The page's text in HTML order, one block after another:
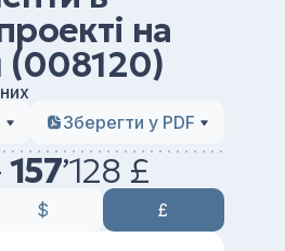
на
(008120)
Зберегти у PDF
157’128 £
$ £